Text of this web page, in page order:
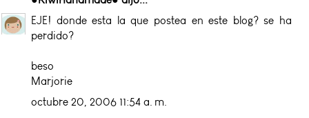
EJE! donde esta la que postea en este blog? se ha
perdido?
beso
Marjorie
octubre 20, 2006 11:54 a. m.